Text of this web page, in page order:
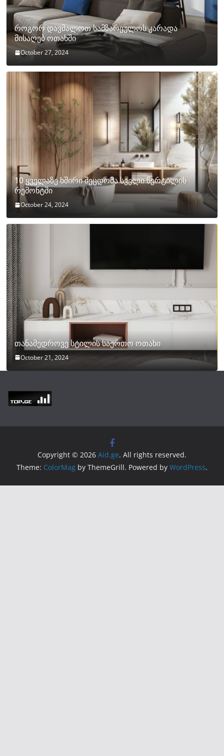
როგორ დავმალოთ სამზარეულოს კარადა
მისაღებ ოთახში
October 27, 2024
10 ყველაზე ხშირი შეცდომა სველი წერტილის
რემონტში
October 24, 2024
თანამედროვე სტილის საერთო ოთახი
October 21, 2024
Copyright © 2026 Aid.ge. All rights reserved.
Theme: ColorMag by ThemeGrill. Powered by WordPress.